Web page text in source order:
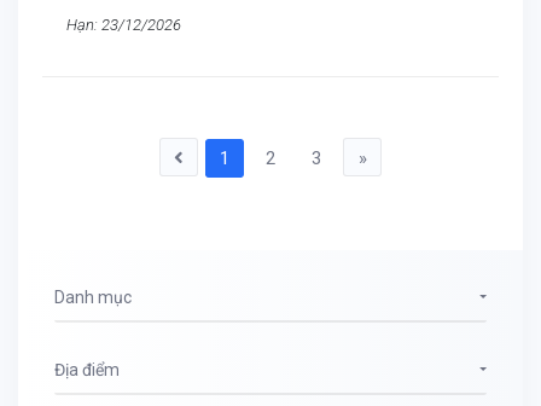
Hạn: 23/12/2026
1 2 3 »
Danh mục
Địa điểm